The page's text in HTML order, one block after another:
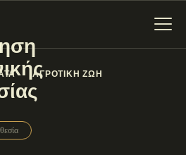
ΑΓΡΟΤΙΚΗ ΖΩΗ
–